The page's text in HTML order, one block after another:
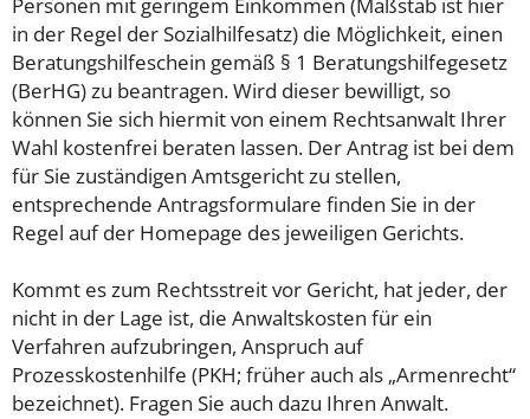
Personen mit geringem Einkommen (Maßstab ist hier
in der Regel der Sozialhilfesatz) die Möglichkeit, einen
Beratungshilfeschein gemäß § 1 Beratungshilfegesetz
(BerHG) zu beantragen. Wird dieser bewilligt, so
können Sie sich hiermit von einem Rechtsanwalt Ihrer
Wahl kostenfrei beraten lassen. Der Antrag ist bei dem
für Sie zuständigen Amtsgericht zu stellen,
entsprechende Antragsformulare finden Sie in der
Regel auf der Homepage des jeweiligen Gerichts.
Kommt es zum Rechtsstreit vor Gericht, hat jeder, der
nicht in der Lage ist, die Anwaltskosten für ein
Verfahren aufzubringen, Anspruch auf
Prozesskostenhilfe (PKH; früher auch als „Armenrecht“
bezeichnet). Fragen Sie auch dazu Ihren Anwalt.